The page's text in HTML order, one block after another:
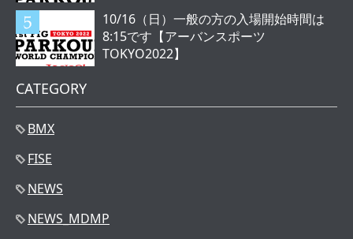
10/16（日）一般の方の入場開始時間は
8:15です【アーバンスポーツ
TOKYO2022】
CATEGORY
BMX
FISE
NEWS
NEWS_MDMP